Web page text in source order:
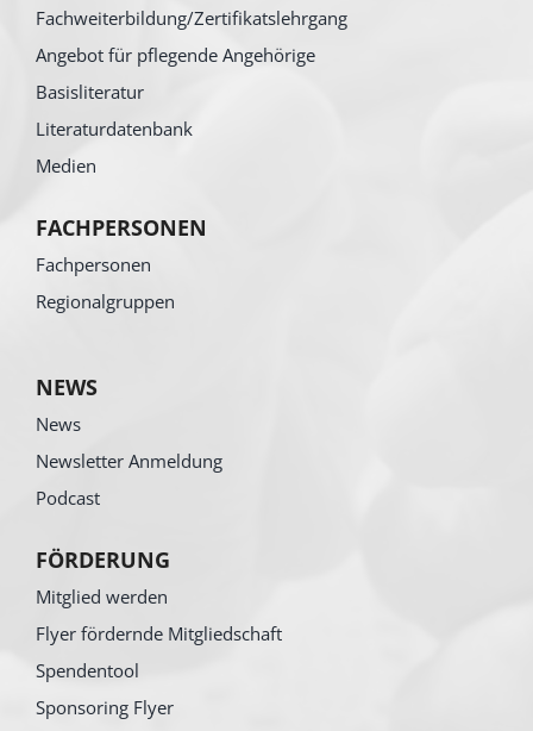
Fachweiterbildung/Zertifikatslehrgang
Angebot für pflegende Angehörige
Basisliteratur
Literaturdatenbank
Medien
FACHPERSONEN
Fachpersonen
Regionalgruppen
NEWS
News
Newsletter Anmeldung
Podcast
FÖRDERUNG
Mitglied werden
Flyer fördernde Mitgliedschaft
Spendentool
Sponsoring Flyer